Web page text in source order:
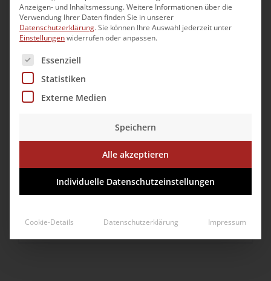
MHZ Hachtel
Anzeigen- und Inhaltsmessung.Weitere Informationen über die
Verwendung Ihrer Daten finden Sie in unserer
Datenschutzerklärung.Sie können Ihre Auswahl jederzeit unter
Einstellungenwiderrufen oder anpassen.
Es folgt eine Liste der Service-Gruppen, für die eine
Essenziell
Statistiken
Externe Medien
Speichern
Alle akzeptieren
Individuelle Datenschutzeinstellungen
Cookie-Details Datenschutzerklärung Impressum